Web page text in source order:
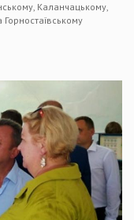
Каланчацькому,